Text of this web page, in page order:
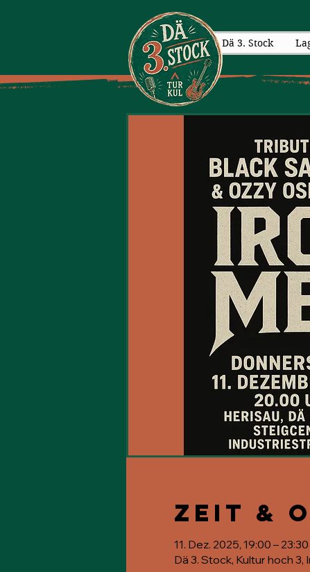
Dä 3. Stock
Zeit &
11. Dez. 2025, 19:00 – 23:30
Dä 3. Stock, Kultur hoch